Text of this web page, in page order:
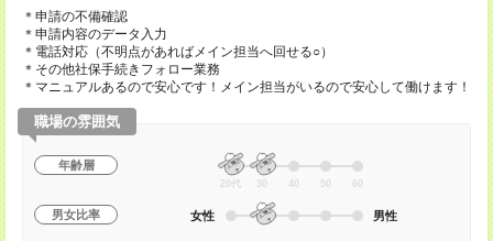
＊申請の不備確認
＊申請内容のデータ入力
＊電話対応（不明点があればメイン担当へ回せる○）
＊その他社保手続きフォロー業務
＊マニュアルあるので安心です！メイン担当がいるので安心して働けます！
職場の雰囲気
年齢層
20代 30 40 50 60
男女比率 女性 男性